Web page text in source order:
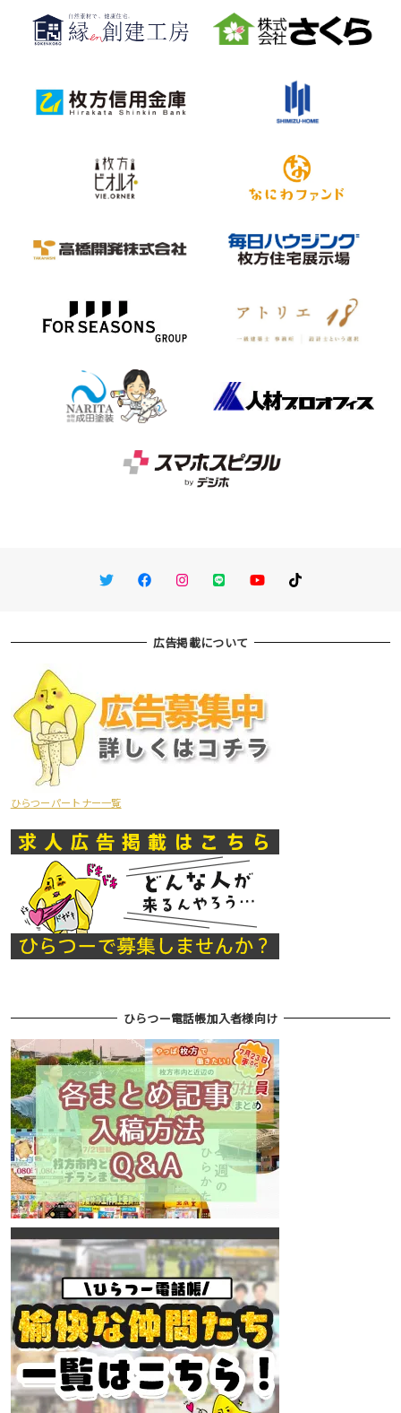
TwitterFacebookInstagram
LINE You TubeTikTok
広告掲載について
ひらつーパートナー一覧
ひらつー電話帳加入者様向け